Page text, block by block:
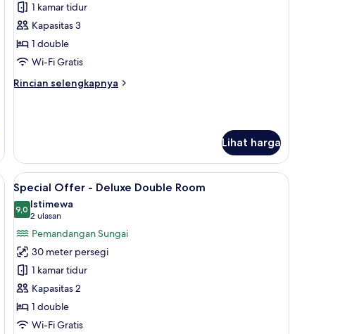
Suite1 kamar tidur
Kapasitas 3
1 double
Wi-Fi Gratis
Rincian selengkapnya
Rincian
Lihat harga
dari kamar
Lihat
semua
foto
untuk
Special
Offer
-
Deluxe
Double
Room
7
Special Offer - Deluxe Double Room
9,09,0 dari 10
Istimewa
2 ulasan
(2
ulasan)
Pemandangan Sungai
30 meter persegi
1 kamar tidur
Kapasitas 2
1 double
Wi-Fi Gratis